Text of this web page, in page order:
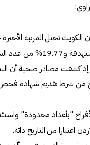
الكويت تحتل المرتبة
بتسجيل 23.32% للفئات
إذ كشفت مصادر صحية أن
"بأعداد محدودة"
اعتبارا من التاريخ ذاته.